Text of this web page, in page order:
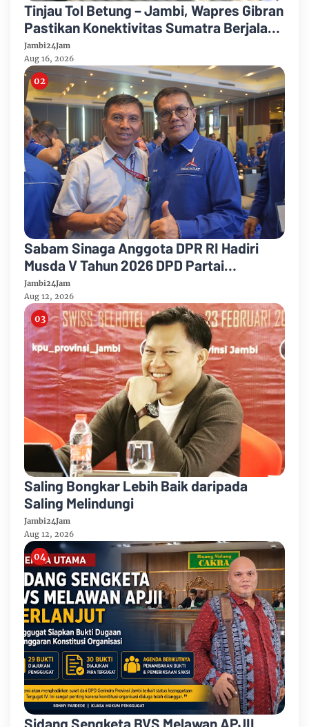
Tinjau Tol Betung – Jambi, Wapres Gibran
Pastikan Konektivitas Sumatra Berjalan
Optimal
Jambi24Jam
Aug 16, 2026
Sabam Sinaga Anggota DPR RI Hadiri
Musda V Tahun 2026 DPD Partai
Demokrat Provinsi Jambi
Jambi24Jam
Aug 12, 2026
Saling Bongkar Lebih Baik daripada
Saling Melindungi
Jambi24Jam
Aug 12, 2026
Sidang Sengketa BVS Melawan APJII